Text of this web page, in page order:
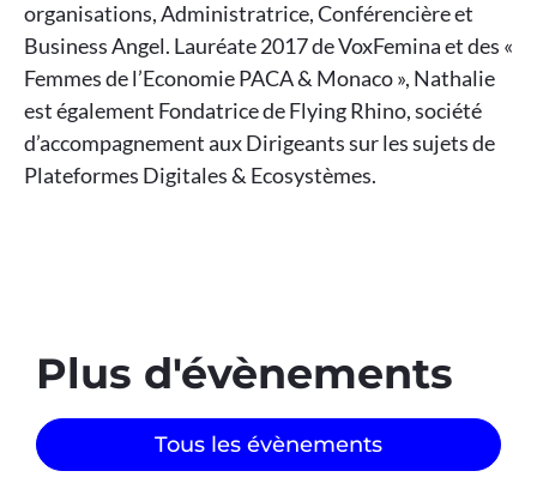
organisations, Administratrice, Conférencière et
Business Angel. Lauréate 2017 de VoxFemina et des «
Femmes de l’Economie PACA & Monaco », Nathalie
est également Fondatrice de Flying Rhino, société
d’accompagnement aux Dirigeants sur les sujets de
Plateformes Digitales & Ecosystèmes.
Plus d'évènements​
Tous les évènements